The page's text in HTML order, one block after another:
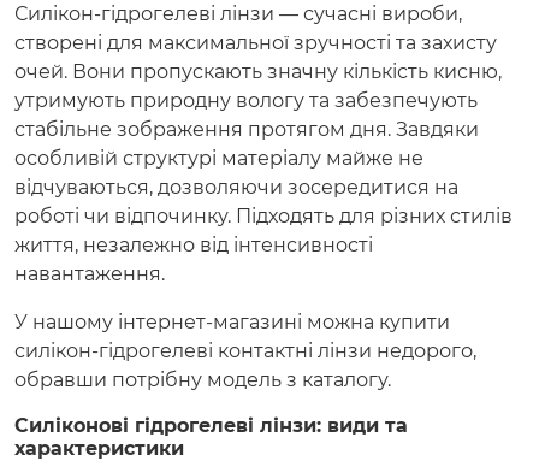
Силікон-гідрогелеві лінзи — сучасні вироби,
створені для максимальної зручності та захисту
очей. Вони пропускають значну кількість кисню,
утримують природну вологу та забезпечують
стабільне зображення протягом дня. Завдяки
особливій структурі матеріалу майже не
відчуваються, дозволяючи зосередитися на
роботі чи відпочинку. Підходять для різних стилів
життя, незалежно від інтенсивності
навантаження.
У нашому інтернет-магазині можна купити
силікон-гідрогелеві контактні лінзи недорого,
обравши потрібну модель з каталогу.
Силіконові гідрогелеві лінзи: види та
характеристики